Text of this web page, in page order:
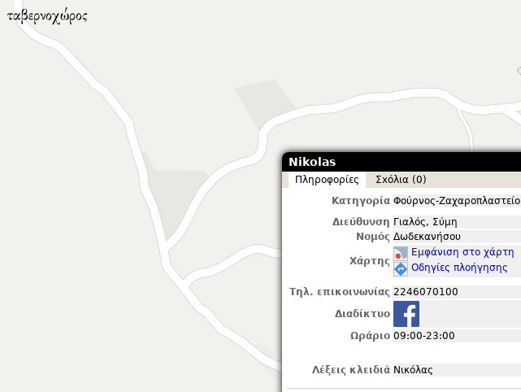
Nikolas
Πληροφορίες
Σxόλια (0)
Κατηγορία Φούρνος-Ζαχαροπλαστείο
Διεύθυνση Γιαλός, Σύμη
Νομός Δωδεκανήσου
Χάρτης
Εμφάνιση στο χάρτη
Οδηγίες πλοήγησης
Τηλ. επικοινωνίας 2246070100
Διαδίκτυο
Ωράριο 09:00-23:00
Λέξεις κλειδιά Νικόλας